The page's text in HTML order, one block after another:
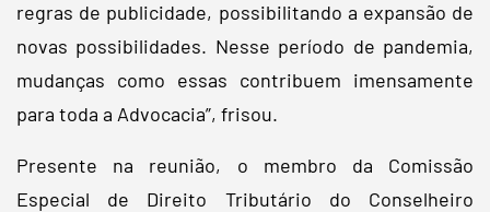
regras de publicidade, possibilitando a expansão de
novas possibilidades. Nesse período de pandemia,
mudanças como essas contribuem imensamente
para toda a Advocacia”, frisou.
Presente na reunião, o membro da Comissão
Especial de Direito Tributário do Conselheiro